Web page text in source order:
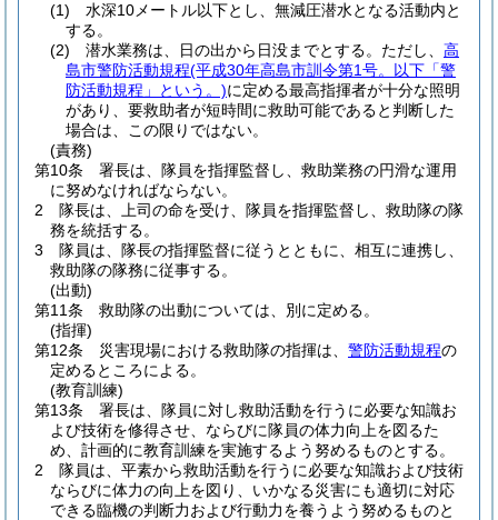
(1)
水深10メートル以下とし、無減圧潜水となる活動内と
する。
(2)
潜水業務は、日の出から日没までとする。 ただし、 高
島市警防活動規程(平成30年高島市訓令第1号。以下「警
防活動規程」という。)に定める最高指揮者が十分な照明
があり、要救助者が短時間に救助可能であると判断した
場合は、この限りではない。
(責務)
第10条
署長は、隊員を指揮監督し、救助業務の円滑な運用
に努めなければならない。
2
隊長は、上司の命を受け、隊員を指揮監督し、救助隊の隊
務を統括する。
3
隊員は、隊長の指揮監督に従うとともに、相互に連携し、
救助隊の隊務に従事する。
(出動)
第11条
救助隊の出動については、別に定める。
(指揮)
第12条
災害現場における救助隊の指揮は、 警防活動規程の
定めるところによる。
(教育訓練)
第13条
署長は、隊員に対し救助活動を行うに必要な知識お
よび技術を修得させ、ならびに隊員の体力向上を図るた
め、計画的に教育訓練を実施するよう努めるものとする。
2
隊員は、平素から救助活動を行うに必要な知識および技術
ならびに体力の向上を図り、いかなる災害にも適切に対応
できる臨機の判断力および行動力を養うよう努めるものと